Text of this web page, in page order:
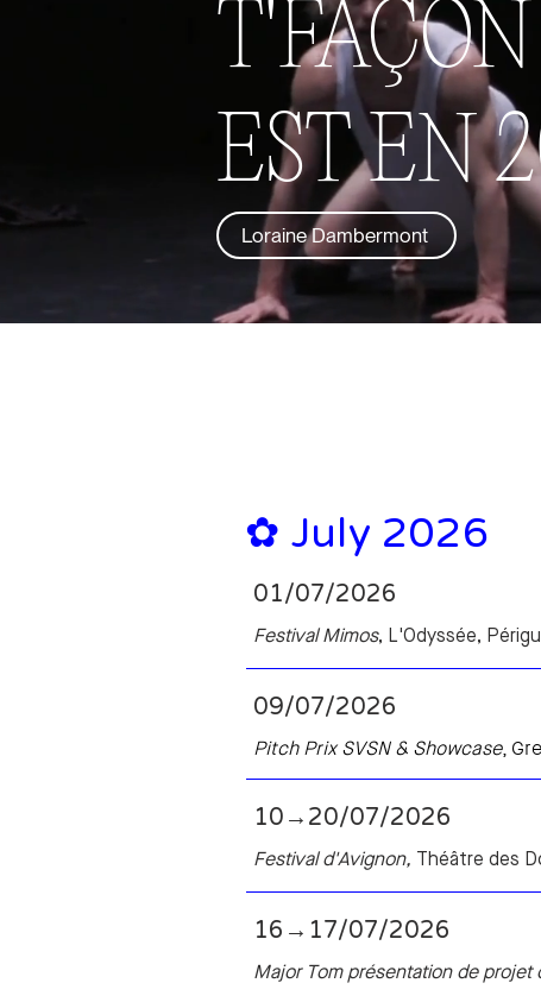
T'FAÇON
EST EN
Loraine Dambermont
✿ July 2026
01/07/2026
Festival Mimos, L'Odyssée,
09/07/2026
Pitch Prix SVSN & Showcase,
10→20/07/2026
Festival d'Avignon, Théâtre des
16→17/07/2026
Major Tom présentation de projet